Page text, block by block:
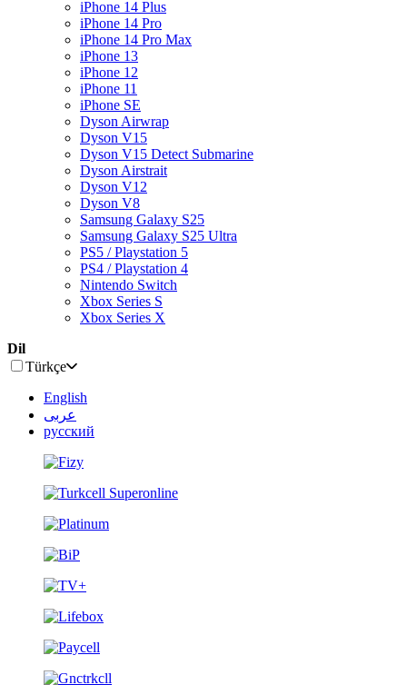
iPhone 14 Plus
iPhone 14 Pro
iPhone 14 Pro Max
iPhone 13
iPhone 12
iPhone 11
iPhone SE
Dyson Airwrap
Dyson V15
Dyson V15 Detect Submarine
Dyson Airstrait
Dyson V12
Dyson V8
Samsung Galaxy S25
Samsung Galaxy S25 Ultra
PS5 / Playstation 5
PS4 / Playstation 4
Nintendo Switch
Xbox Series S
Xbox Series X
Dil
Türkçe
English
عربى
русский